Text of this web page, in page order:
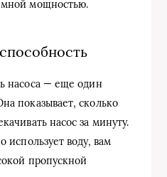
мощностью.
насоса — еще один
показывает, сколько
насос за минуту.
использует воду, вам
пропускной